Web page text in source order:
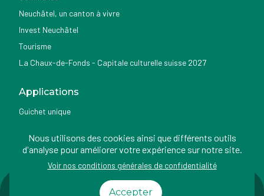
Neuchâtel, un canton à vivre
Invest Neuchâtel
Tourisme
La Chaux-de-Fonds - Capitale culturelle suisse 2027
Applications
Guichet unique
Nemo news
Conditions
Protection des
Nous utilisons des cookies ainsi que différents outils
d'analyse pour améliorer votre expérience sur notre site.
Voir nos conditions générales de confidentialité
Accepter